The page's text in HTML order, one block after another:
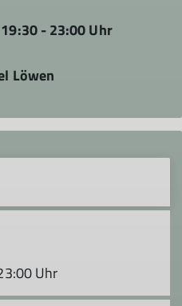
- 23:00 Uhr
Löwen
Uhr